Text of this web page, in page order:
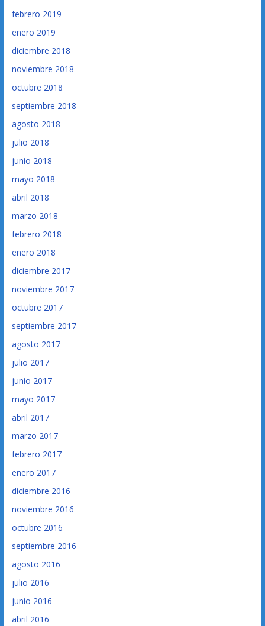
febrero 2019
enero 2019
diciembre 2018
noviembre 2018
octubre 2018
septiembre 2018
agosto 2018
julio 2018
junio 2018
mayo 2018
abril 2018
marzo 2018
febrero 2018
enero 2018
diciembre 2017
noviembre 2017
octubre 2017
septiembre 2017
agosto 2017
julio 2017
junio 2017
mayo 2017
abril 2017
marzo 2017
febrero 2017
enero 2017
diciembre 2016
noviembre 2016
octubre 2016
septiembre 2016
agosto 2016
julio 2016
junio 2016
abril 2016